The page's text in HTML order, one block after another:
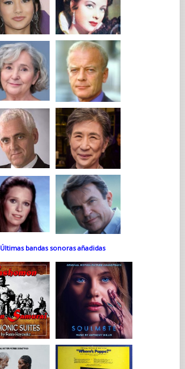
Últimas bandas sonoras añadidas